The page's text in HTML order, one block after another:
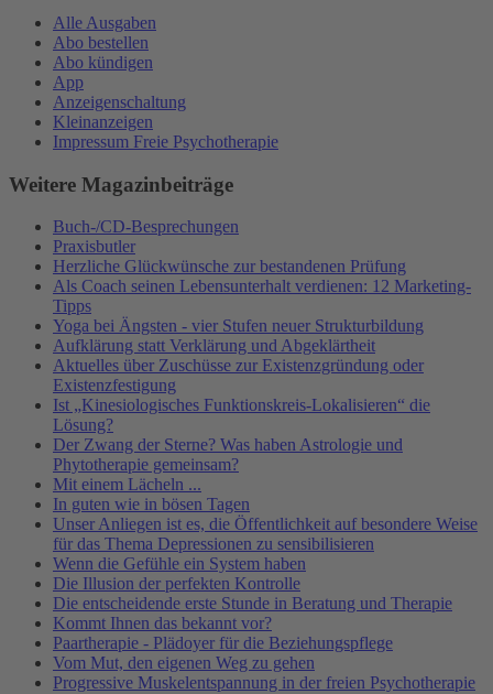
Alle Ausgaben
Abo bestellen
Abo kündigen
App
Anzeigenschaltung
Kleinanzeigen
Impressum Freie Psychotherapie
Weitere Magazinbeiträge
Buch-/CD-Besprechungen
Praxisbutler
Herzliche Glückwünsche zur bestandenen Prüfung
Als Coach seinen Lebensunterhalt verdienen: 12 Marketing-
Tipps
Yoga bei Ängsten - vier Stufen neuer Strukturbildung
Aufklärung statt Verklärung und Abgeklärtheit
Aktuelles über Zuschüsse zur Existenzgründung oder
Existenzfestigung
Ist „Kinesiologisches Funktionskreis-Lokalisieren“ die
Lösung?
Der Zwang der Sterne? Was haben Astrologie und
Phytotherapie gemeinsam?
Mit einem Lächeln ...
In guten wie in bösen Tagen
Unser Anliegen ist es, die Öffentlichkeit auf besondere Weise
für das Thema Depressionen zu sensibilisieren
Wenn die Gefühle ein System haben
Die Illusion der perfekten Kontrolle
Die entscheidende erste Stunde in Beratung und Therapie
Kommt Ihnen das bekannt vor?
Paartherapie - Plädoyer für die Beziehungspflege
Vom Mut, den eigenen Weg zu gehen
Progressive Muskelentspannung in der freien Psychotherapie